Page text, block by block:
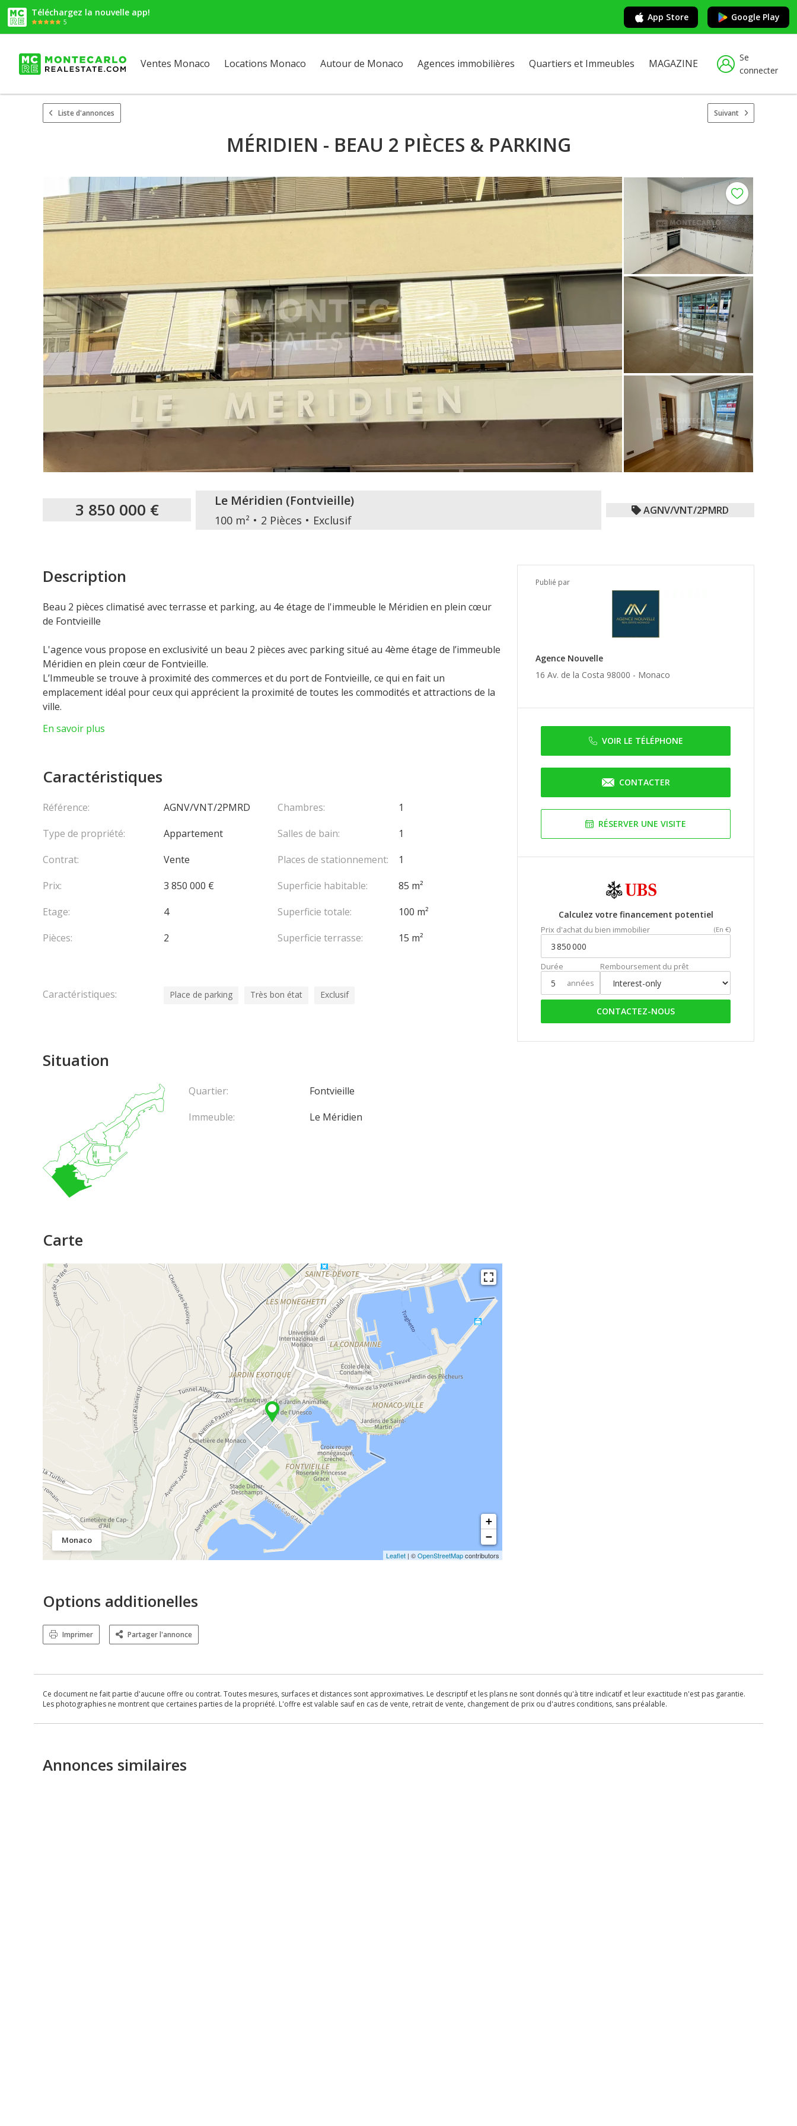
Téléchargez la nouvelle app!
5 App Store Google Play
Ventes Monaco Locations Monaco Autour de Monaco Agences immobilières Quartiers et Immeubles MAGAZINE
Se
connecter
Liste d'annonces Suivant
MÉRIDIEN - BEAU 2 PIÈCES & PARKING
3 850 000 € Le Méridien (Fontvieille)
100 m² 2 Pièces Exclusif
AGNV/VNT/2PMRD
Publié par
Agence Nouvelle
16 Av. de la Costa 98000 - Monaco
VOIR LE TÉLÉPHONE
CONTACTER
RÉSERVER UNE VISITE
Calculez votre financement potentiel
Prix d'achat du bien immobilier (En €)
Durée
années
Remboursement du prêt
CONTACTEZ-NOUS
Description
Beau 2 pièces climatisé avec terrasse et parking, au 4e étage de l'immeuble le Méridien en plein cœur
de Fontvieille
L'agence vous propose en exclusivité un beau 2 pièces avec parking situé au 4ème étage de l’immeuble
Méridien en plein cœur de Fontvieille.
L’Immeuble se trouve à proximité des commerces et du port de Fontvieille, ce qui en fait un
emplacement idéal pour ceux qui apprécient la proximité de toutes les commodités et attractions de la
ville.
climatisé.
- 1 grand séjour
- 1 chambre en suite avec un dressing indépendant
- 1 WC séparé
commerciale de Fontvieille et ses commerces.
En savoir plus
Caractéristiques
Référence:
AGNV/VNT/2PMRD
Type de propriété:
Appartement
Contrat:
Vente
Prix:
3 850 000 €
Etage:
4
Pièces:
2
Chambres:
1
Salles de bain:
1
Places de stationnement:
1
Superficie habitable:
85 m²
Superficie totale:
100 m²
Superficie terrasse:
15 m²
Caractéristiques: Place de parking Très bon état Exclusif
Situation
Quartier:
Fontvieille
Immeuble:
Le Méridien
Carte
Monaco
+
−
Leaflet | ©OpenStreetMapcontributors
Options additionelles
Imprimer Partager l'annonce
Ce document ne fait partie d'aucune offre ou contrat. Toutes mesures, surfaces et distances sont approximatives. Le descriptif et les plans ne sont donnés qu'à titre indicatif et leur exactitude n'est pas garantie.
Les photographies ne montrent que certaines parties de la propriété. L'offre est valable sauf en cas de vente, retrait de vente, changement de prix ou d'autres conditions, sans préalable.
Annonces similaires